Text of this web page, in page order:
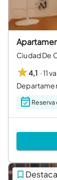
Ciudad De
4,1 ·11
Reserva